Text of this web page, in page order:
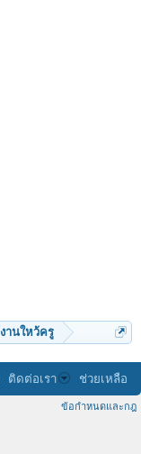
งานใหว้ครู
ติดต่อเรา ช่วยเหลือ
ข้อกำหนดและกฎ